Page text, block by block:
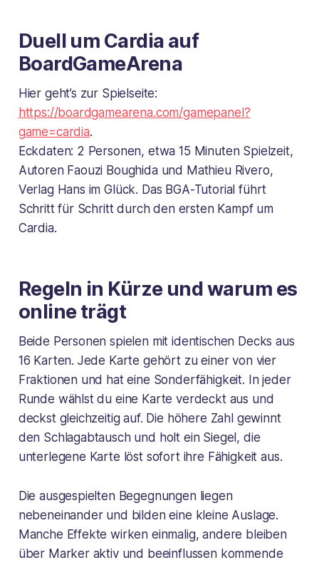
Duell um Cardia auf
BoardGameArena
Hier geht’s zur Spielseite:
https://boardgamearena.com/gamepanel?
game=cardia.
Eckdaten: 2 Personen, etwa 15 Minuten Spielzeit,
Autoren Faouzi Boughida und Mathieu Rivero,
Verlag Hans im Glück. Das BGA-Tutorial führt
Schritt für Schritt durch den ersten Kampf um
Cardia.
Regeln in Kürze und warum es
online trägt
Beide Personen spielen mit identischen Decks aus
16 Karten. Jede Karte gehört zu einer von vier
Fraktionen und hat eine Sonderfähigkeit. In jeder
Runde wählst du eine Karte verdeckt aus und
deckst gleichzeitig auf. Die höhere Zahl gewinnt
den Schlagabtausch und holt ein Siegel, die
unterlegene Karte löst sofort ihre Fähigkeit aus.
Die ausgespielten Begegnungen liegen
nebeneinander und bilden eine kleine Auslage.
Manche Effekte wirken einmalig, andere bleiben
über Marker aktiv und beeinflussen kommende